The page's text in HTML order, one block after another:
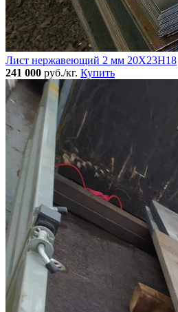
Лист нержавеющий 2 мм 20Х23Н18
241 000 руб./кг. Купить